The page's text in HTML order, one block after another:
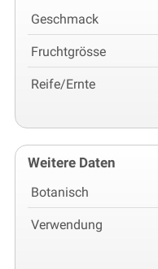
Geschmack
Fruchtgrösse
Reife/Ernte
Weitere Daten
Botanisch
Verwendung